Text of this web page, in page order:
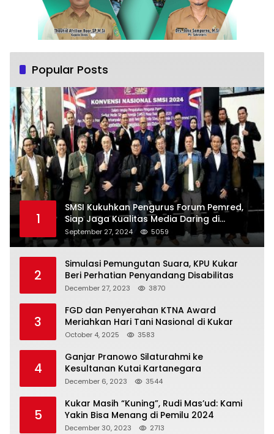
Popular Posts
1
SMSI Kukuhkan Pengurus Forum Pemred,
Siap Jaga Kualitas Media Daring di
Indonesia
September 27, 2024 5059
2
Simulasi Pemungutan Suara, KPU Kukar
Beri Perhatian Penyandang Disabilitas
December 27, 2023 3870
3
FGD dan Penyerahan KTNA Award
Meriahkan Hari Tani Nasional di Kukar
October 4, 2025 3583
4
Ganjar Pranowo Silaturahmi ke
Kesultanan Kutai Kartanegara
December 6, 2023 3544
5
Kukar Masih “Kuning”, Rudi Mas’ud: Kami
Yakin Bisa Menang di Pemilu 2024
December 30, 2023 2713